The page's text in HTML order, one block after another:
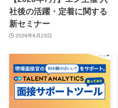
社後の活躍・定着に関する
新セミナー
2026年6月23日